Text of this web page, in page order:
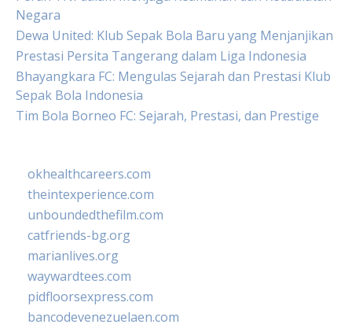
Negara
Dewa United: Klub Sepak Bola Baru yang Menjanjikan
Prestasi Persita Tangerang dalam Liga Indonesia
Bhayangkara FC: Mengulas Sejarah dan Prestasi Klub
Sepak Bola Indonesia
Tim Bola Borneo FC: Sejarah, Prestasi, dan Prestige
okhealthcareers.com
theintexperience.com
unboundedthefilm.com
catfriends-bg.org
marianlives.org
waywardtees.com
pidfloorsexpress.com
bancodevenezuelaen.com